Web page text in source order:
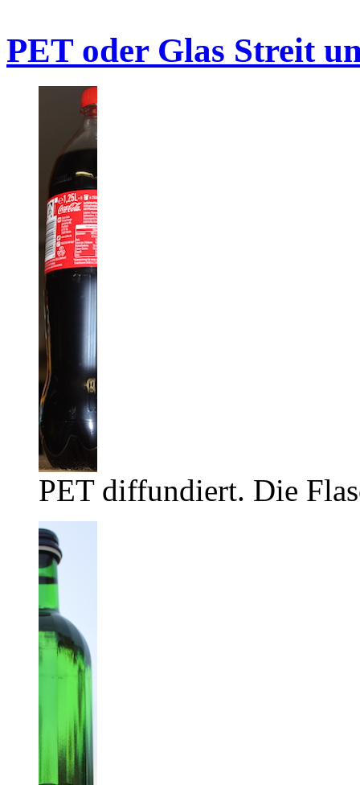
PET oder Glas Streit
PET diffundiert. Die